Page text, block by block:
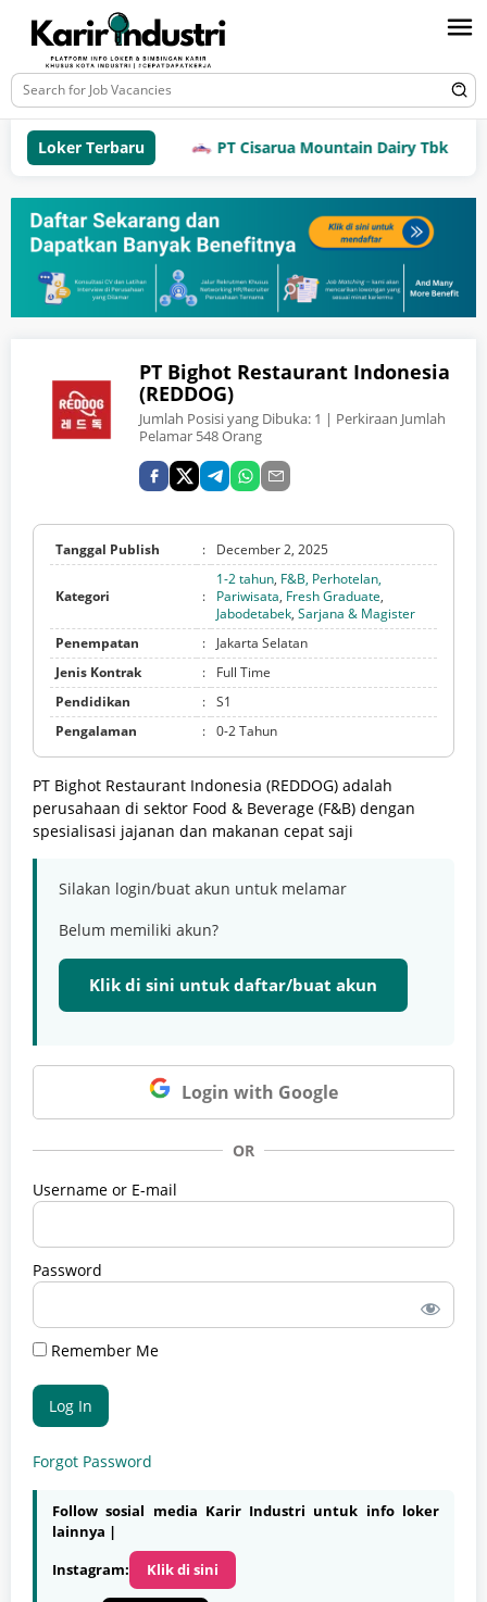
Loker Terbaru PT Cisarua Mountain Dairy Tbk
PT Bighot Restaurant Indonesia
(REDDOG)
Jumlah Posisi yang Dibuka: 1 | Perkiraan Jumlah
Pelamar 548 Orang
Tanggal Publish : December 2, 2025
Kategori :
1-2 tahun, F&B, Perhotelan,
Pariwisata, Fresh Graduate,
Jabodetabek, Sarjana & Magister
Penempatan
: Jakarta Selatan
Jenis Kontrak
:
Full Time
Pendidikan
: S1
Pengalaman
: 0-2 Tahun
PT Bighot Restaurant Indonesia (REDDOG) adalah
perusahaan di sektor Food & Beverage (F&B) dengan
spesialisasi jajanan dan makanan cepat saji
Silakan login/buat akun untuk melamar
Belum memiliki akun?
Klik di sini untuk daftar/buat akun
Login with Google
OR
Username or E-mail
Password
Remember Me
Forgot Password
Follow sosial media Karir Industri untuk info loker
lainnya |
Instagram:
Klik di sini